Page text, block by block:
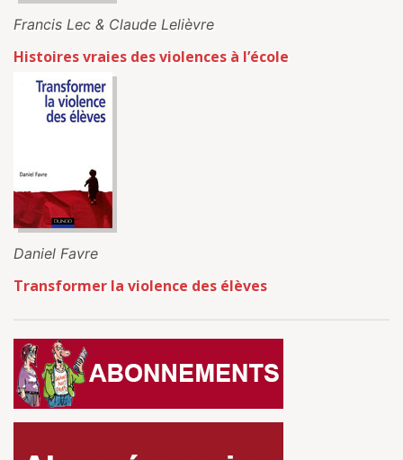
Francis Lec & Claude Lelièvre
Histoires vraies des violences à l’école
Daniel Favre
Transformer la violence des élèves